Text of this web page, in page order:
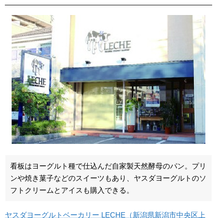
看板はヨーグルト種で仕込んだ自家製天然酵母のパン。プリ
ンや焼き菓子などのスイーツもあり、ヤスダヨーグルトのソ
フトクリームとアイスも購入できる。
ヤスダヨーグルトベーカリー LECHE（新潟県新潟市中央区上